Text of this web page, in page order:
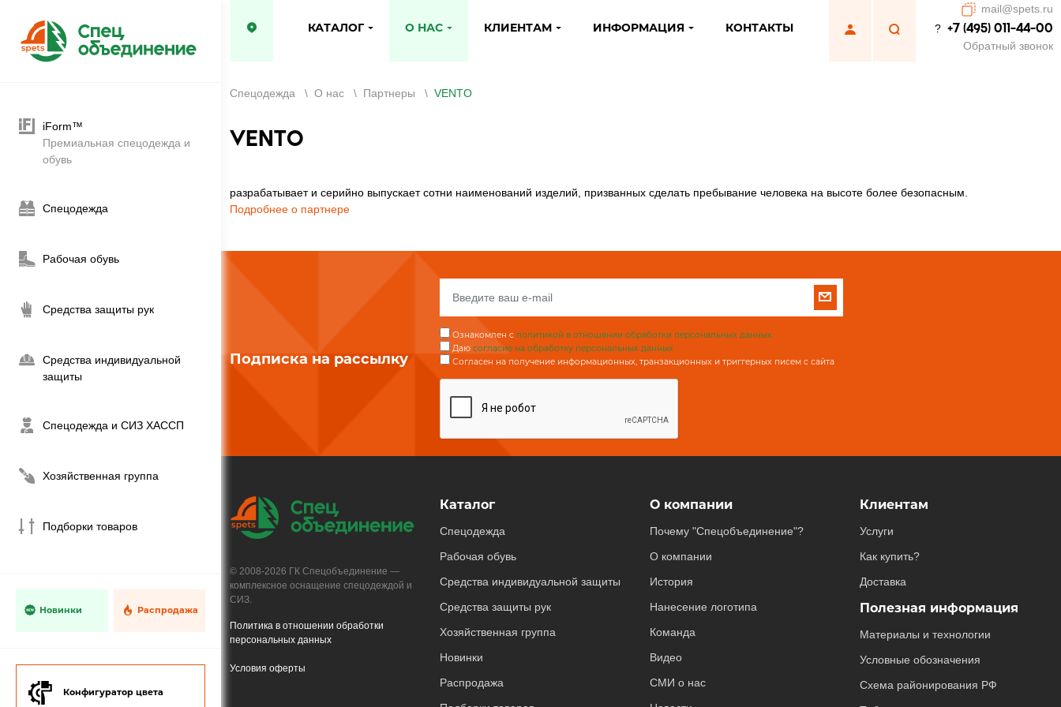
iForm™
Премиальная спецодежда и
обувь
Спецодежда
Рабочая обувь
Средства защиты рук
Средства индивидуальной
защиты
Спецодежда и СИЗ ХАССП
Хозяйственная группа
Подборки товаров
Новинки Распродажа
Конфигуратор цвета
КАТАЛОГ О НАС КЛИЕНТАМ ИНФОРМАЦИЯ КОНТАКТЫ
mail@spets.ru
? +7 (495) 011-44-00
Обратный звонок
Спецодежда \ О нас \ Партнеры \ VENTO
VENTO
разрабатывает и серийно выпускает сотни наименований изделий, призванных сделать пребывание человека на высоте более безопасным.
Подробнее о партнере
Подписка на рассылку
Ознакомлен с политикой в отношении обработки персональных данных
Даю согласие на обработку персональных данных
Согласен на получение информационных, транзакционных и триггерных писем с сайта
Каталог
Спецодежда
Рабочая обувь
Средства индивидуальной защиты
Средства защиты рук
Хозяйственная группа
Новинки
Распродажа
О компании
Почему "Спецобъединение"?
О компании
История
Нанесение логотипа
Команда
Видео
СМИ о нас
Клиентам
Услуги
Как купить?
Доставка
Полезная информация
Материалы и технологии
Условные обозначения
Схема районирования РФ
© 2008-2026 ГК Спецобъединение —
комплексное оснащение спецодеждой и
СИЗ.
Политика в отношении обработки
персональных данных
Условия оферты